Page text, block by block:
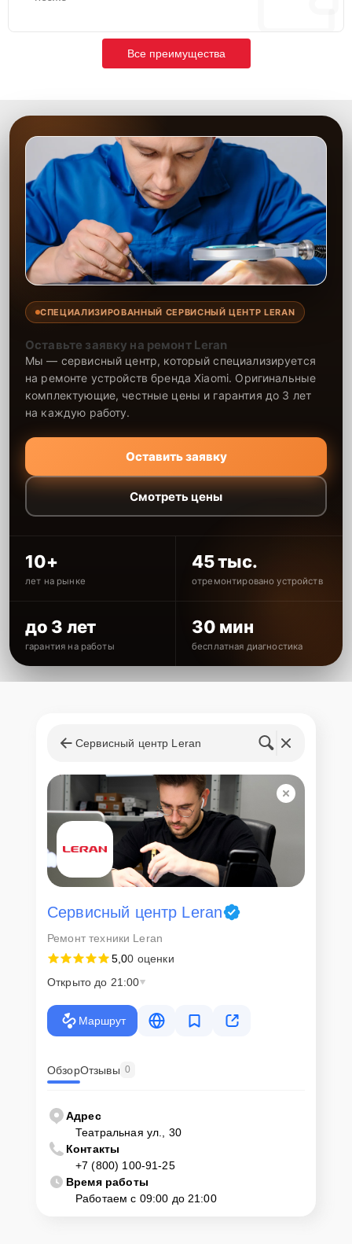
Все преимущества
СПЕЦИАЛИЗИРОВАННЫЙ СЕРВИСНЫЙ ЦЕНТР LERAN
Оставьте заявку на ремонт Leran
Мы — сервисный центр, который специализируется
на ремонте устройств бренда Xiaomi. Оригинальные
комплектующие, честные цены и гарантия до 3 лет
на каждую работу.
Оставить заявку
Смотреть цены
10+
лет на рынке
45 тыс.
отремонтировано устройств
до 3 лет
гарантия на работы
30 мин
бесплатная диагностика
Сервисный центр Leran
Сервисный центр Leran
Ремонт техники Leran
5,00 оценки
Открыто до 21:00
Маршрут
ОбзорОтзывы 0
Адрес
Театральная ул., 30
Контакты
+7 (800) 100-91-25
Время работы
Работаем с 09:00 до 21:00